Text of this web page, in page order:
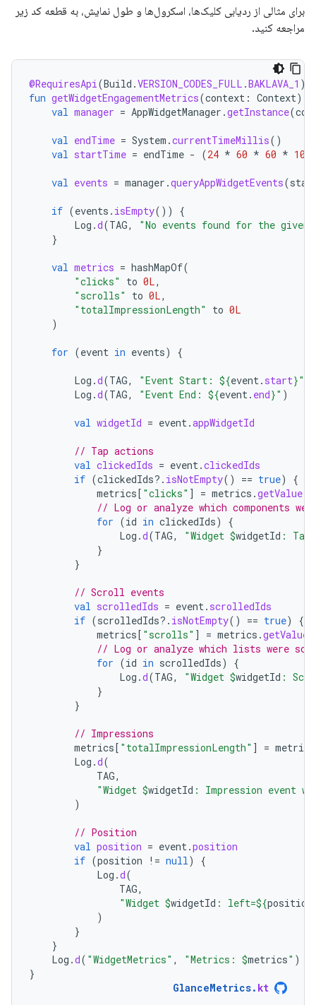
برای مثالی از ردیابی کلیک‌ها، اسکرول‌ها و طول نمایش، به قطعه کد زیر
مراجعه کنید.
@RequiresApi(Build .VERSION_CODES_FULL .BAKLAVA_1 )
fun getWidgetEngagementMetrics(context : Context)
val manager = AppWidgetManager .getInstance(
val endTime = System .currentTimeMillis()
val startTime = endTime - (24 * 60 * 60 * 1000
val events = manager .queryAppWidgetEvents(
if (events . isEmpty())
{
Log .d(TAG,
"No events found for the given
}
val metrics = hashMapOf(
"clicks"
to 0L,
"scrolls"
to 0L,
"totalImpressionLength"
to 0L
)
for (event in events) {
Log .d(TAG, "Event Start: ${event. start}"
Log .d(TAG, "Event End: ${event. end}" )
val widgetId = event.appWidgetId
// Tap actions
val clickedIds = event.clickedIds
if (clickedIds?. isNotEmpty() == true)
{
metrics[ "clicks" ] = metrics .getValue
// Log or analyze which components
for (id in clickedIds)
{
Log .d(TAG, "Widget $widgetId : Tap
}
}
// Scroll events
val scrolledIds = event. scrolledIds
if (scrolledIds?. isNotEmpty() == true)
{
metrics[ "scrolls" ] = metrics .getValue
// Log or analyze which lists were
for (id in scrolledIds)
{
Log .d(TAG, "Widget $widgetId :
}
}
// Impressions
metrics[ "totalImpressionLength" ] = metrics
Log .d(
TAG,
"Widget $widgetId : Impression event
)
// Position
val position = event.position
if (position != null)
{
Log .d(
TAG,
"Widget $widgetId : left=${position
)
}
}
Log .d( "WidgetMetrics" , "Metrics: $metrics" )
}
GlanceMetrics. kt